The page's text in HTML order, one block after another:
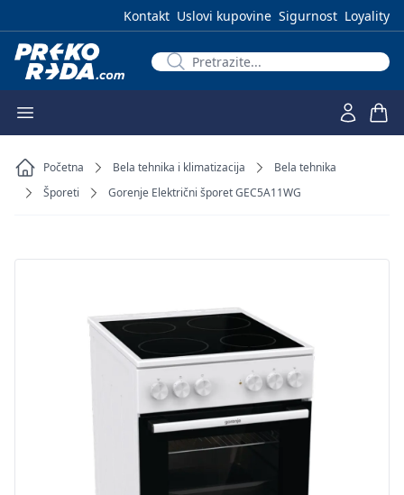
Kontakt Uslovi kupovine Sigurnost Loyality
Početna Bela tehnika i klimatizacija
Bela tehnika
Šporeti
Gorenje Električni šporet GEC5A11WG